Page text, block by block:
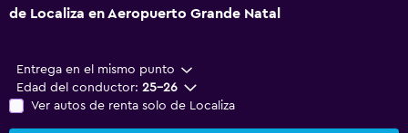
de Localiza en Aeropuerto Grande Natal
Entrega en el mismo punto
Edad del conductor: 25-26
Ver autos de renta solo de Localiza